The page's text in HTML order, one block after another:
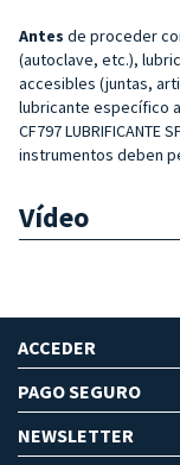
Antes de proceder
(autoclave, etc.),
accesibles (juntas,
lubricante específico
CF797 LUBRIFICANTE
instrumentos deben
Vídeo
ACCEDER
PAGO SEGURO
NEWSLETTER